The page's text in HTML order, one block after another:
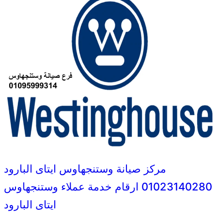
مركز صيانة وستنجهاوس ايتاى البارود
01023140280 ارقام خدمة عملاء وستنجهاوس
ايتاى البارود